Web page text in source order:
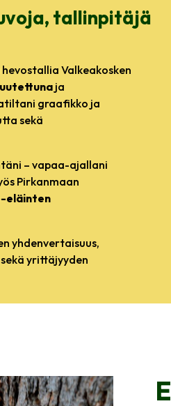
tallinpitäjä
Valkeakosken
ja
graafikko ja
sekä
– vapaa-ajallani
Pirkanmaan
eläinten
yhdenvertaisuus,
yrittäjyyden